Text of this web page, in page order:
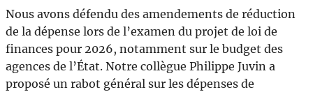
Nous avons défendu des amendements de réduction
de la dépense lors de l’examen du projet de loi de
finances pour 2026, notamment sur le budget des
agences de l’État. Notre collègue Philippe Juvin a
proposé un rabot général sur les dépenses de